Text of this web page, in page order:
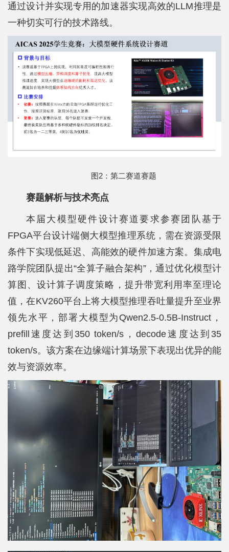
通过设计并实现专用的加速器实现高效的LLM推理是
一种切实可行的技术路线。
图2：第二赛道赛题
赛题解析与技术亮点
本届大模型硬件设计赛道要求参赛团队基于
FPGA平台设计端侧大模型推理系统，需在资源受限
条件下实现低延迟、高能效的硬件加速方案。集成电
路学院团队提出“全算子融合架构”，通过优化模型计
算图、设计算子调度策略，提升带宽利用率至理论
值，在KV260平台上将大模型推理吞吐量提升至业界
领先水平，部署大模型为Qwen2.5-0.5B-Instruct，
prefill速度达到350 token/s，decode速度达到35
token/s。该方案在边缘端计算场景下表现出优异的能
效与资源效率。